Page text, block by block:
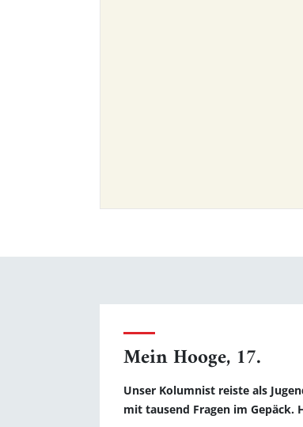
Mein Hooge, 17.
Unser Kolumnist reiste als
mit tausend Fragen im Gepäck.